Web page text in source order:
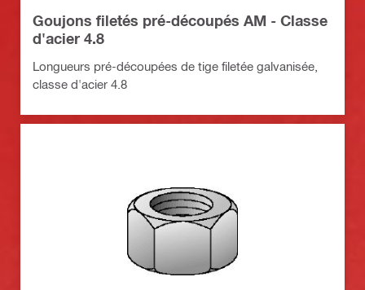
Goujons filetés pré-découpés AM - Classe
d'acier 4.8
Longueurs pré-découpées de tige filetée galvanisée,
classe d'acier 4.8